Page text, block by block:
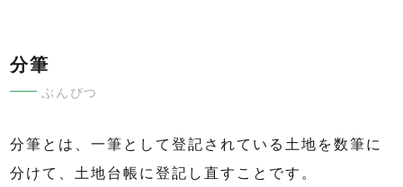
分筆
ぶんぴつ
分筆とは、一筆として登記されている土地を数筆に
分けて、土地台帳に登記し直すことです。